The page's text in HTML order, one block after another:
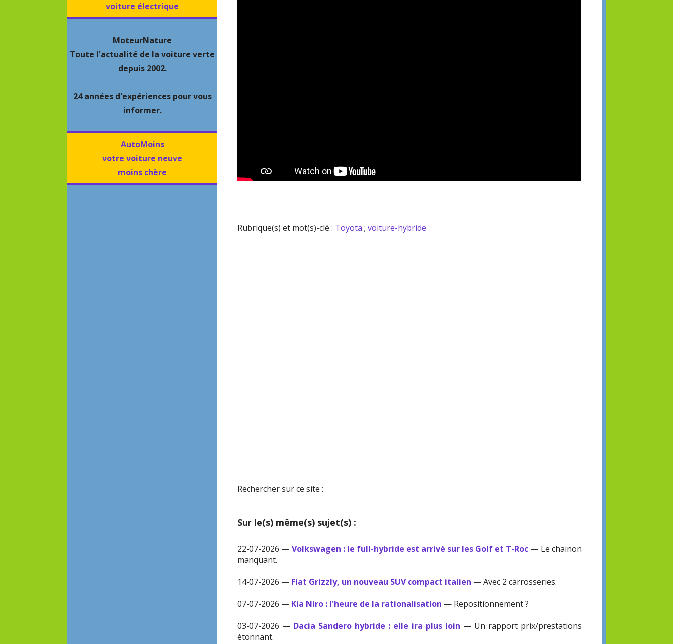
voiture électrique
MoteurNature
Toute l'actualité de la voiture verte
depuis 2002.
24 années d'expériences pour vous
informer.
AutoMoins
votre voiture neuve
moins chère
Rubrique(s) et mot(s)-clé : Toyota ;voiture-hybride
Rechercher sur ce site :
Sur le(s) même(s) sujet(s) :
22-07-2026 — Volkswagen : le full-hybride est arrivé sur les Golf et T-Roc — Le chainon
manquant.
14-07-2026 — Fiat Grizzly, un nouveau SUV compact italien — Avec 2 carrosseries.
07-07-2026 — Kia Niro : l'heure de la rationalisation — Repositionnement ?
03-07-2026 — Dacia Sandero hybride : elle ira plus loin — Un rapport prix/prestations
étonnant.